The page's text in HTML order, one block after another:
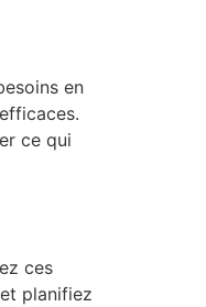
en
ce qui
ces
planifiez